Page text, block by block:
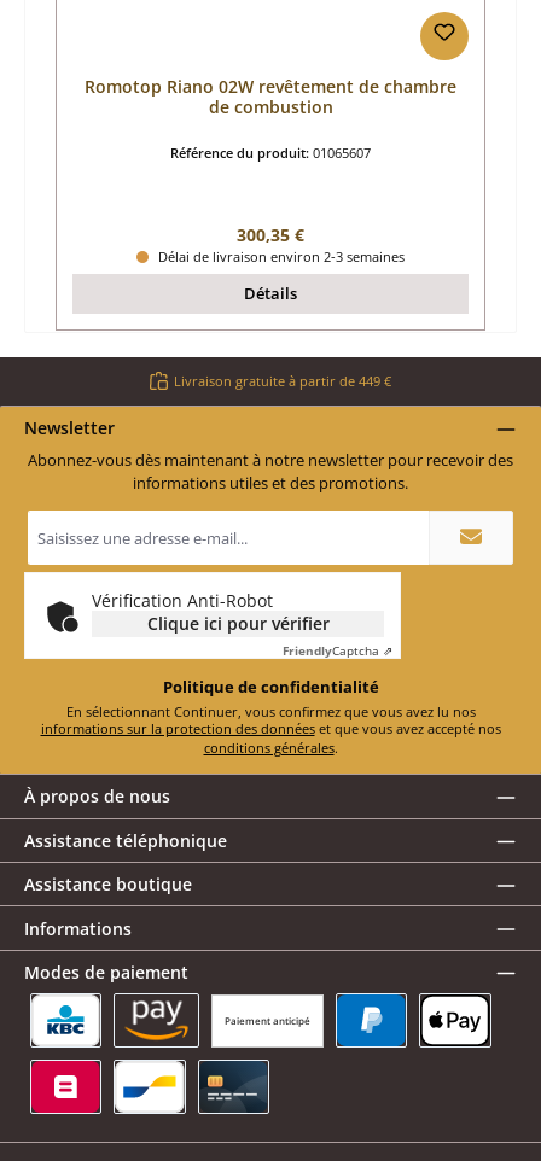
Romotop Riano 02W revêtement de chambre
de combustion
Référence du produit: 01065607
Prix régulier :
300,35 €
Délai de livraison environ 2-3 semaines
Détails
Livraison gratuite à partir de 449 €
Newsletter
Abonnez-vous dès maintenant à notre newsletter pour recevoir des
informations utiles et des promotions.
e-
mail
*
Vérification Anti-Robot
Clique ici pour vérifier
FriendlyCaptcha ⇗
Politique de confidentialité
En sélectionnant Continuer, vous confirmez que vous avez lu nos
informations sur la protection des données
et que vous avez accepté nos
conditions générales.
À propos de nous
Assistance téléphonique
Assistance boutique
Informations
Modes de paiement
Paiement anticipé
KBC/CBC Payment Button
Amazon Pay